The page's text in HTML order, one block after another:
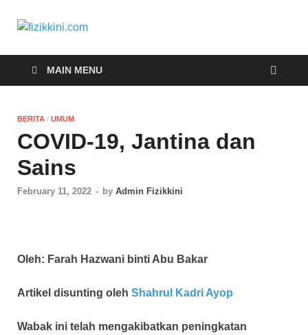
fizikkini.com
MAIN MENU
BERITA / UMUM
COVID-19, Jantina dan
Sains
February 11, 2022 - by Admin Fizikkini
Oleh: Farah Hazwani binti Abu Bakar
Artikel disunting oleh Shahrul Kadri Ayop
Wabak ini telah mengakibatkan peningkatan